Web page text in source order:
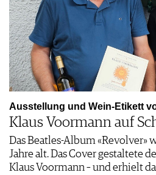
Ausstellung und Wein-Etikett
Klaus Voormann auf
Das Beatles-Album «Revolver»
Jahre alt. Das Cover gestaltete
Klaus Voormann – und erhielt